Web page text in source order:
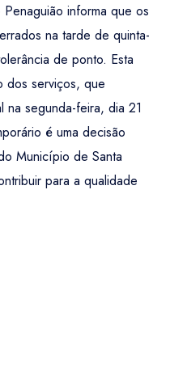
informa que os
na tarde de quinta-
de ponto. Esta
dos serviços, que
na segunda-feira, dia 21
é uma decisão
Município de Santa
para a qualidade